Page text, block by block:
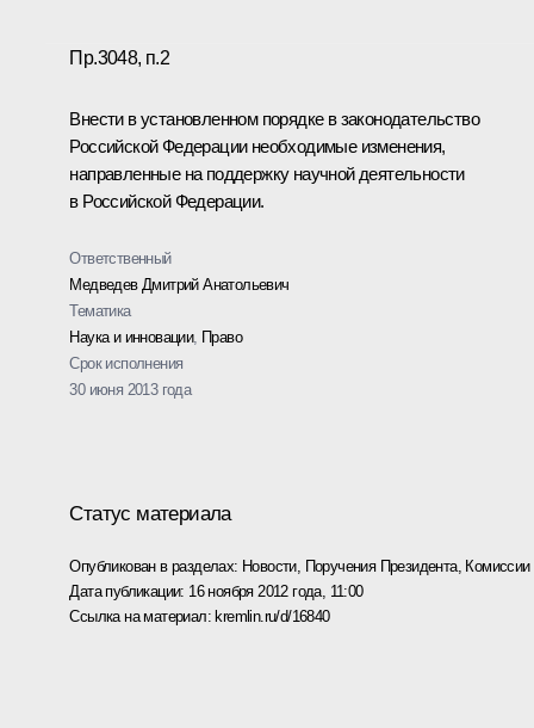
Пр.3048, п.2
Внести в установленном порядке в законодательство
Российской Федерации необходимые изменения,
направленные на поддержку научной деятельности
в Российской Федерации.
Ответственный
Медведев Дмитрий Анатольевич
Тематика
Наука и инновации, Право
Срок исполнения
30 июня 2013 года
Статус материала
Опубликован в разделах: Новости, Поручения Президента,
Дата публикации: 16 ноября 2012 года, 11:00
Ссылка на материал: kremlin.ru/d/16840